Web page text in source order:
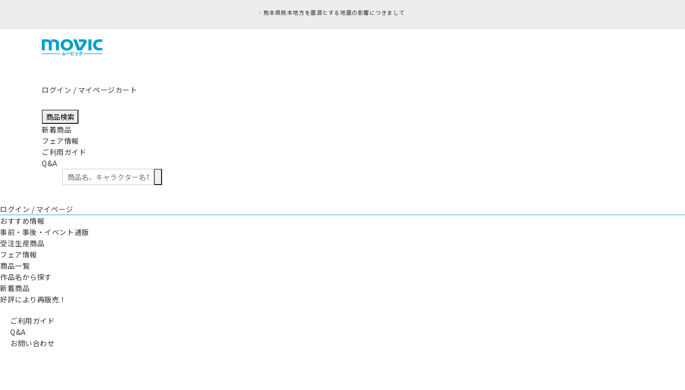
RFC違反アドレスのご利用について
ログイン / マイページカート
商品検索
新着商品
フェア情報
ご利用ガイド
Q&A
ログイン / マイページ
おすすめ情報
事前・事後・イベント通販
受注生産商品
フェア情報
商品一覧
作品名から探す
新着商品
好評により再販売！
ご利用ガイド
Q&A
お問い合わせ